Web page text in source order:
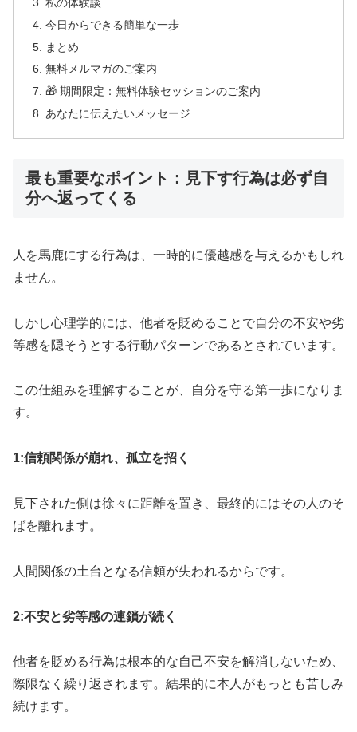
今日からできる簡単な一歩
まとめ
無料メルマガのご案内
🎁 期間限定：無料体験セッションのご案内
あなたに伝えたいメッセージ
最も重要なポイント：見下す行為は必ず自
分へ返ってくる
人を馬鹿にする行為は、一時的に優越感を与えるかもしれ
ません。
しかし心理学的には、他者を貶めることで自分の不安や劣
等感を隠そうとする行動パターンであるとされています。
この仕組みを理解することが、自分を守る第一歩になりま
す。
1:信頼関係が崩れ、孤立を招く
見下された側は徐々に距離を置き、最終的にはその人のそ
ばを離れます。
人間関係の土台となる信頼が失われるからです。
2:不安と劣等感の連鎖が続く
他者を貶める行為は根本的な自己不安を解消しないため、
際限なく繰り返されます。結果的に本人がもっとも苦しみ
続けます。